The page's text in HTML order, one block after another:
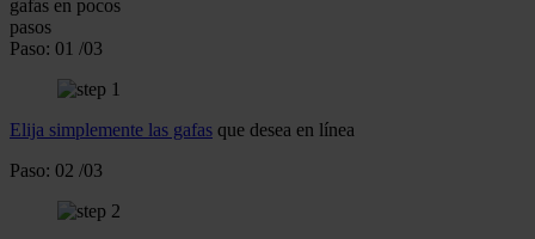
gafas en pocos
pasos
Paso: 01 /03
Elija simplemente las gafas que desea en línea
Paso: 02 /03